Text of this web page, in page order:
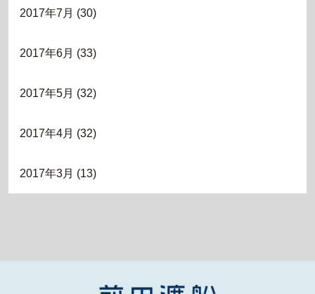
2017年7月 (30)
2017年6月 (33)
2017年5月 (32)
2017年4月 (32)
2017年3月 (13)